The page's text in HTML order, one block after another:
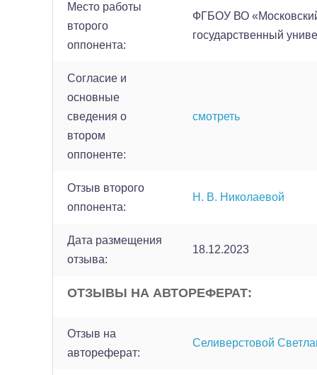
Место работы
второго
оппонента:
ФГБОУ ВО
государственный
Согласие и
основные
сведения о
втором
оппоненте:
смотреть
Отзыв второго
оппонента:
Н. В. Николаевой
Дата размещения
отзыва:
18.12.2023
ОТЗЫВЫ НА АВТОРЕФЕРАТ:
Отзыв на
автореферат:
Селиверстовой